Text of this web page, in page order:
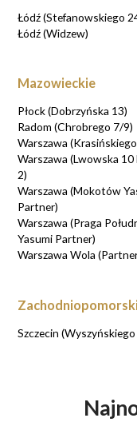
Łódź (Stefanowskiego
Łódź (Widzew)
Mazowieckie
Płock (Dobrzyńska 13)
Radom (Chrobrego 7/9)
Warszawa
Warszawa (Lwowska 10
2)
Warszawa (Mokotów
Partner)
Warszawa (Praga
Yasumi Partner)
Warszawa Wola
Szczecin